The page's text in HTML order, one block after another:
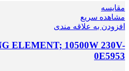
مقایسه
مشاهده سریع
افزودن به علاقه مندی
ELEMENT; 10500W 230V-
0E5953